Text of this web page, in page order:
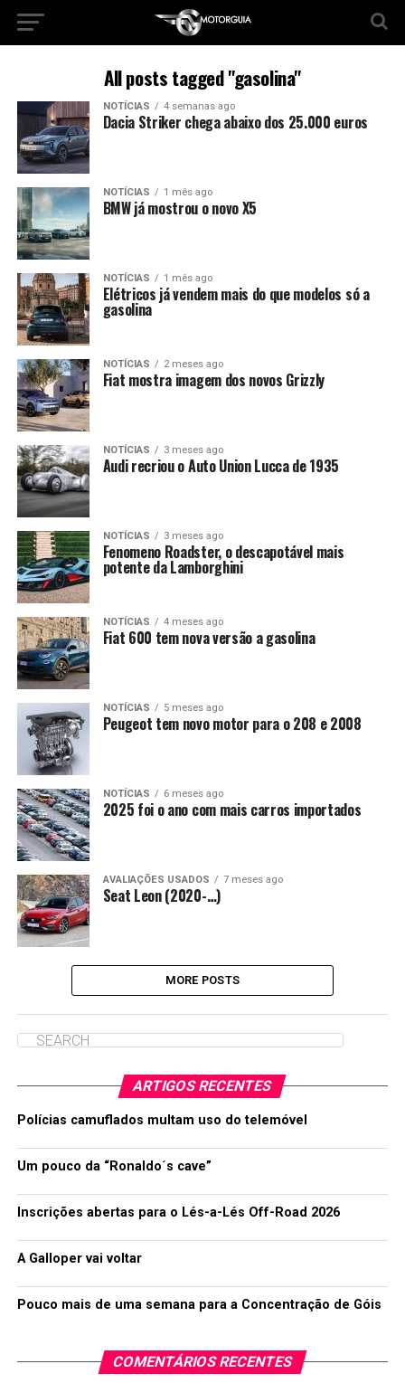
All posts tagged "gasolina"
NOTÍCIAS 4 semanas ago
Dacia Striker chega abaixo dos 25.000 euros
NOTÍCIAS 1 mês ago
BMW já mostrou o novo X5
NOTÍCIAS 1 mês ago
Elétricos já vendem mais do que modelos só a
gasolina
NOTÍCIAS 2 meses ago
Fiat mostra imagem dos novos Grizzly
NOTÍCIAS 3 meses ago
Audi recriou o Auto Union Lucca de 1935
NOTÍCIAS 3 meses ago
Fenomeno Roadster, o descapotável mais
potente da Lamborghini
NOTÍCIAS 4 meses ago
Fiat 600 tem nova versão a gasolina
NOTÍCIAS 5 meses ago
Peugeot tem novo motor para o 208 e 2008
NOTÍCIAS 6 meses ago
2025 foi o ano com mais carros importados
AVALIAÇÕES USADOS 7 meses ago
Seat Leon (2020-…)
MORE POSTS
ARTIGOS RECENTES
Polícias camuflados multam uso do telemóvel
Um pouco da “Ronaldo´s cave”
Inscrições abertas para o Lés-a-Lés Off-Road 2026
A Galloper vai voltar
Pouco mais de uma semana para a Concentração de Góis
COMENTÁRIOS RECENTES